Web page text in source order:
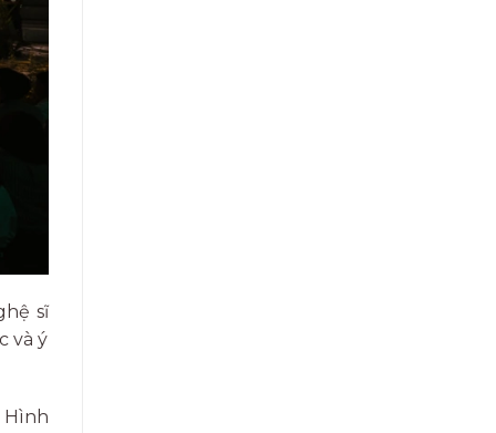
sĩ
và ý
Hình